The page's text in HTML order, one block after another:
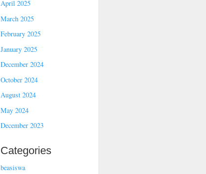
April 2025
March 2025
February 2025
January 2025
December 2024
October 2024
August 2024
May 2024
December 2023
Categories
beasiswa